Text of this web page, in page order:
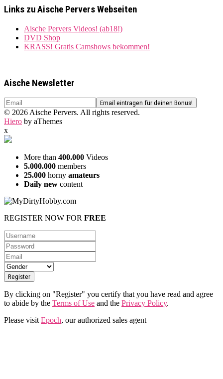
Links zu Aische Pervers Webseiten
Aische Pervers Videos! (ab18!)
DVD Shop
KRASS! Gratis Camshows bekommen!
Aische Newsletter
© 2026 Aische Pervers. All rights reserved.
Hiero by aThemes
x
More than 400.000 Videos
5.000.000 members
25.000 horny amateurs
Daily new content
REGISTER NOW FOR FREE
By clicking on "Register" you certify that you have read and agree
to abide by the Terms of Use and the Privacy Policy.
Please visit Epoch, our authorized sales agent